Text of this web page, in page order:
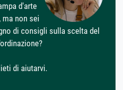
d'arte
non sei
di consigli sulla scelta del
di aiutarvi.